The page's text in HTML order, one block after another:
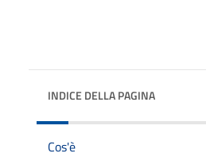
INDICE DELLA PAGINA
Cos'è